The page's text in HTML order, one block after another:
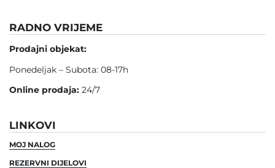
RADNO VRIJEME
Prodajni objekat:
Ponedeljak – Subota: 08-17h
Online prodaja: 24/7
LINKOVI
MOJ NALOG
REZERVNI DIJELOVI